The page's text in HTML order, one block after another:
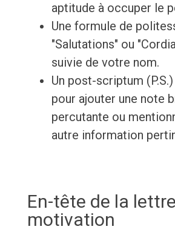
aptitude à occuper le
Une formule de
"Salutations" ou
suivie de votre nom.
Un post-scriptum
pour ajouter une note
percutante ou
autre information
En-tête de la
motivation